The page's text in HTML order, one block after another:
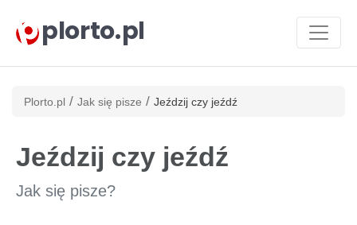
plorto.pl
Plorto.pl / Jak się pisze / Jeździj czy jeźdź
Jeździj czy jeźdź
Jak się pisze?